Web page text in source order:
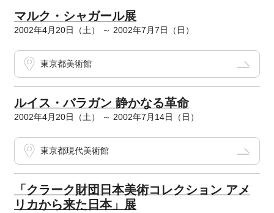
マルク・シャガール展
2002年4月20日（土） ～ 2002年7月7日（日）
東京都美術館
ルイス・バラガン 静かなる革命
2002年4月20日（土） ～ 2002年7月14日（日）
東京都現代美術館
「クラーク財団日本美術コレクション アメ
リカから来た日本」展